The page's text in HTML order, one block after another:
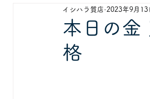
本日の金
イシハラ質店 2023年9月13